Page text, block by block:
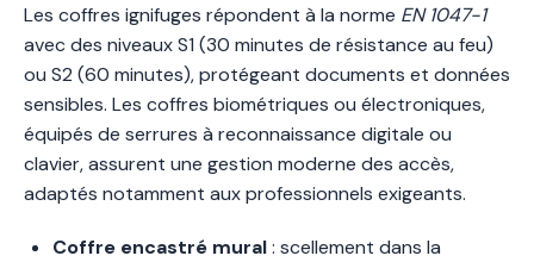
Les coffres ignifuges répondent à la norme EN 1047-1
avec des niveaux S1 (30 minutes de résistance au feu)
ou S2 (60 minutes), protégeant documents et données
sensibles. Les coffres biométriques ou électroniques,
équipés de serrures à reconnaissance digitale ou
clavier, assurent une gestion moderne des accès,
adaptés notamment aux professionnels exigeants.
Coffre encastré mural: scellement dans la